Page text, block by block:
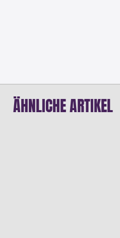
ÄHNLICHE ARTIKEL